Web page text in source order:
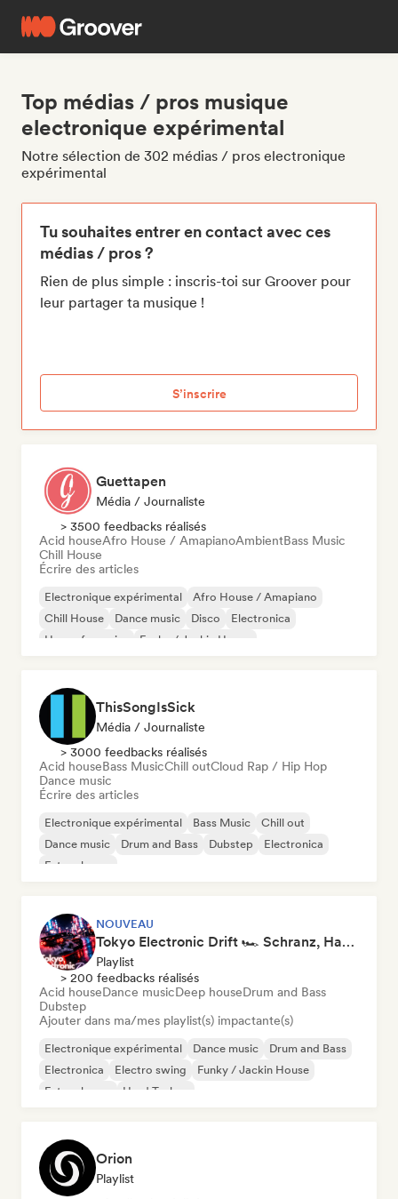
Top médias / pros musique
electronique expérimental
Notre sélection de 302 médias / pros electronique
expérimental
Tu souhaites entrer en contact avec ces
médias / pros ?
Rien de plus simple : inscris-toi sur Groover pour
leur partager ta musique !
S’inscrire
Guettapen
Média / Journaliste
> 3500 feedbacks réalisés
Acid houseAfro House / AmapianoAmbientBass Music
Chill House
Écrire des articles
Electronique expérimental
Afro House / Amapiano
Chill House
Dance music Disco
Electronica
House française
Funky / Jackin House
ThisSongIsSick
Média / Journaliste
> 3000 feedbacks réalisés
Acid houseBass MusicChill outCloud Rap / Hip Hop
Dance music
Écrire des articles
Electronique expérimental Bass Music
Chill out
Dance music
Drum and Bass Dubstep
Electronica
Future house
NOUVEAU
Tokyo Electronic Drift 🏎️ Schranz, Hard Techno & Anime EDM
Playlist
> 200 feedbacks réalisés
Acid houseDance musicDeep houseDrum and Bass
Dubstep
Ajouter dans ma/mes playlist(s) impactante(s)
Electronique expérimental Dance music
Drum and Bass
Electronica
Electro swing
Funky / Jackin House
Future house
Hard Techno
Orion
Playlist